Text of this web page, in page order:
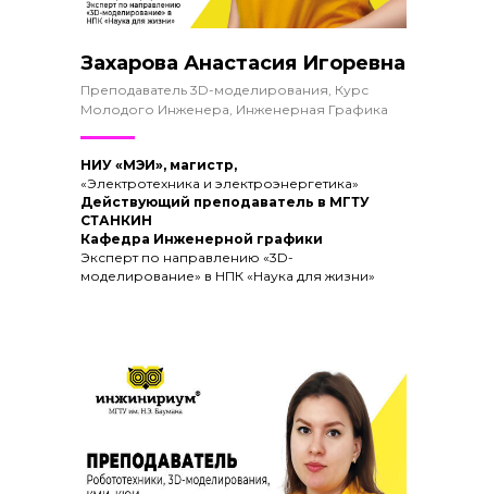
Захарова Анастасия Игоревна
Преподаватель 3D-моделирования, Курс
Молодого Инженера, Инженерная Графика
НИУ «МЭИ», магистр,
«Электротехника и электроэнергетика»
Действующий преподаватель в МГТУ
СТАНКИН
Кафедра Инженерной графики
Эксперт по направлению «3D-
моделирование» в НПК «Наука для жизни»